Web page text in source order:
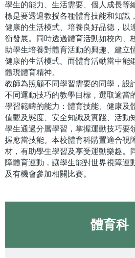
學生的能力、生活需要、個人成長等
標是要透過教授各種體育技能和知識
健康的生活模式、培養良好品德，以
衡發展。同時透過體育活動如校內、
助學生培養對體育活動的興趣、建立
健康的生活模式。而體育活動當中能
體現體育精神。
教師為照顧不同學習需要的同學，設
不同運動技巧的教學目標，選取適當
學習範疇的能力：體育技能、健康及
值觀及態度、安全知識及實踐、活動
學生通過分層學習，掌握運動技巧要
握應當技能。本校體育科購置適合視
材，有助學生學習及享受運動樂趣。
障體育運動，讓學生能對世界視障運
及有機會參加相關比賽。
體育科